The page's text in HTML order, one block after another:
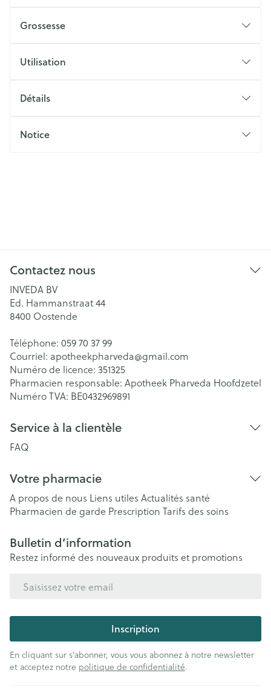
Grossesse
Utilisation
Détails
Notice
Contactez nous
INVEDA BV
Ed. Hammanstraat 44
8400 Oostende
Téléphone: 059 70 37 99
Courriel: apotheekpharveda@gmail.com
Numéro de licence: 351325
Pharmacien responsable: Apotheek Pharveda Hoofdzetel
Numéro TVA: BE0432969891
Service à la clientèle
FAQ
Votre pharmacie
A propos de nous Liens utiles Actualités santé
Pharmacien de garde Prescription Tarifs des soins
Bulletin d’information
Restez informé des nouveaux produits et promotions
Inscription
En cliquant sur s'abonner, vous vous abonnez à notre newsletter
et acceptez notre politique de confidentialité.